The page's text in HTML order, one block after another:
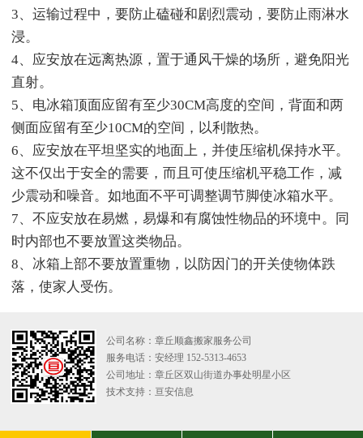
3、运输过程中，要防止磕碰和剧烈震动，要防止雨淋水
浸。
4、应安放在远离热源，置于通风干燥的场所，避免阳光
直射。
5、电冰箱顶面应留有至少30CM高度的空间，背面和两
侧面应留有至少10CM的空间，以利散热。
6、应安放在平坦坚实的地面上，并使压缩机保持水平。
这不仅出于安全的需要，而且可使压缩机平稳工作，减
少震动和噪音。如地面不平可调整调节脚使冰箱水平。
7、不应安放在易燃，易爆和有腐蚀性物品的环境中。同
时内部也不要放置这类物品。
8、冰箱上部不要放置重物，以防因门的开关使物体跌
落，使家人受伤。
公司名称：章丘顺鑫搬家服务公司
服务电话：安经理 152-5313-4653
公司地址：章丘区双山街道办事处明星小区
技术支持： 亘安信息